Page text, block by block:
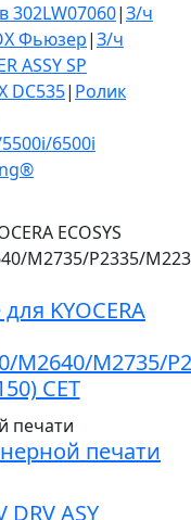
302LW07060|З/ч
Фьюзер|З/ч
ASSY SP
DC535| Ролик
6500i
KYOCERA
M2640/M2735/
CET
печати
DRV ASY